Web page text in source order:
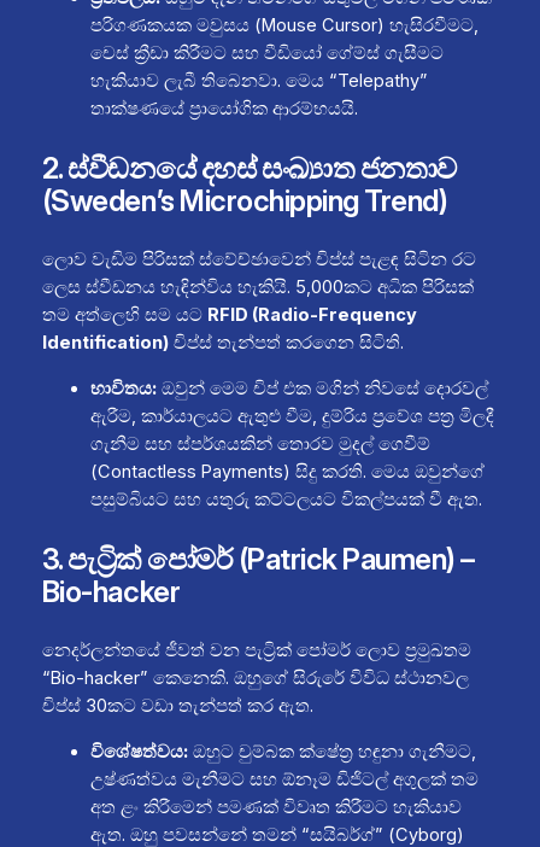
පරිගණකයක මවුසය (Mouse Cursor) හැසිරවීමට,
චෙස් ක්‍රීඩා කිරීමට සහ වීඩියෝ ගේම්ස් ගැසීමට
හැකියාව ලැබී තිබෙනවා. මෙය “Telepathy”
තාක්ෂණයේ ප්‍රායෝගික ආරම්භයයි.
2. ස්වීඩනයේ දහස් සංඛ්‍යාත ජනතාව
(Sweden’s Microchipping Trend)
ලොව වැඩිම පිරිසක් ස්වේච්ඡාවෙන් චිප්ස් පැළඳ සිටින රට
ලෙස ස්වීඩනය හැඳින්විය හැකියි. 5,000කට අධික පිරිසක්
තම අත්ලෙහි සම යට RFID (Radio-Frequency
Identification)චිප්ස් තැන්පත් කරගෙන සිටිති.
භාවිතය:ඔවුන් මෙම චිප් එක මගින් නිවසේ දොරවල්
ඇරීම, කාර්යාලයට ඇතුළු වීම, දුම්රිය ප්‍රවේශ පත්‍ර මිලදී
ගැනීම සහ ස්පර්ශයකින් තොරව මුදල් ගෙවීම්
(Contactless Payments) සිදු කරති. මෙය ඔවුන්ගේ
පසුම්බියට සහ යතුරු කට්ටලයට විකල්පයක් වී ඇත.
3. පැට්‍රික් පෝමර් (Patrick Paumen) –
Bio-hacker
නෙදර්ලන්තයේ ජීවත් වන පැට්‍රික් පෝමර් ලොව ප්‍රමුඛතම
“Bio-hacker” කෙනෙකි. ඔහුගේ සිරුරේ විවිධ ස්ථානවල
චිප්ස් 30කට වඩා තැන්පත් කර ඇත.
විශේෂත්වය:ඔහුට චුම්බක ක්ෂේත්‍ර හඳුනා ගැනීමට,
උෂ්ණත්වය මැනීමට සහ ඕනෑම ඩිජිටල් අගුලක් තම
අත ළං කිරීමෙන් පමණක් විවෘත කිරීමට හැකියාව
ඇත. ඔහු පවසන්නේ තමන් “සයිබර්ග්” (Cyborg)